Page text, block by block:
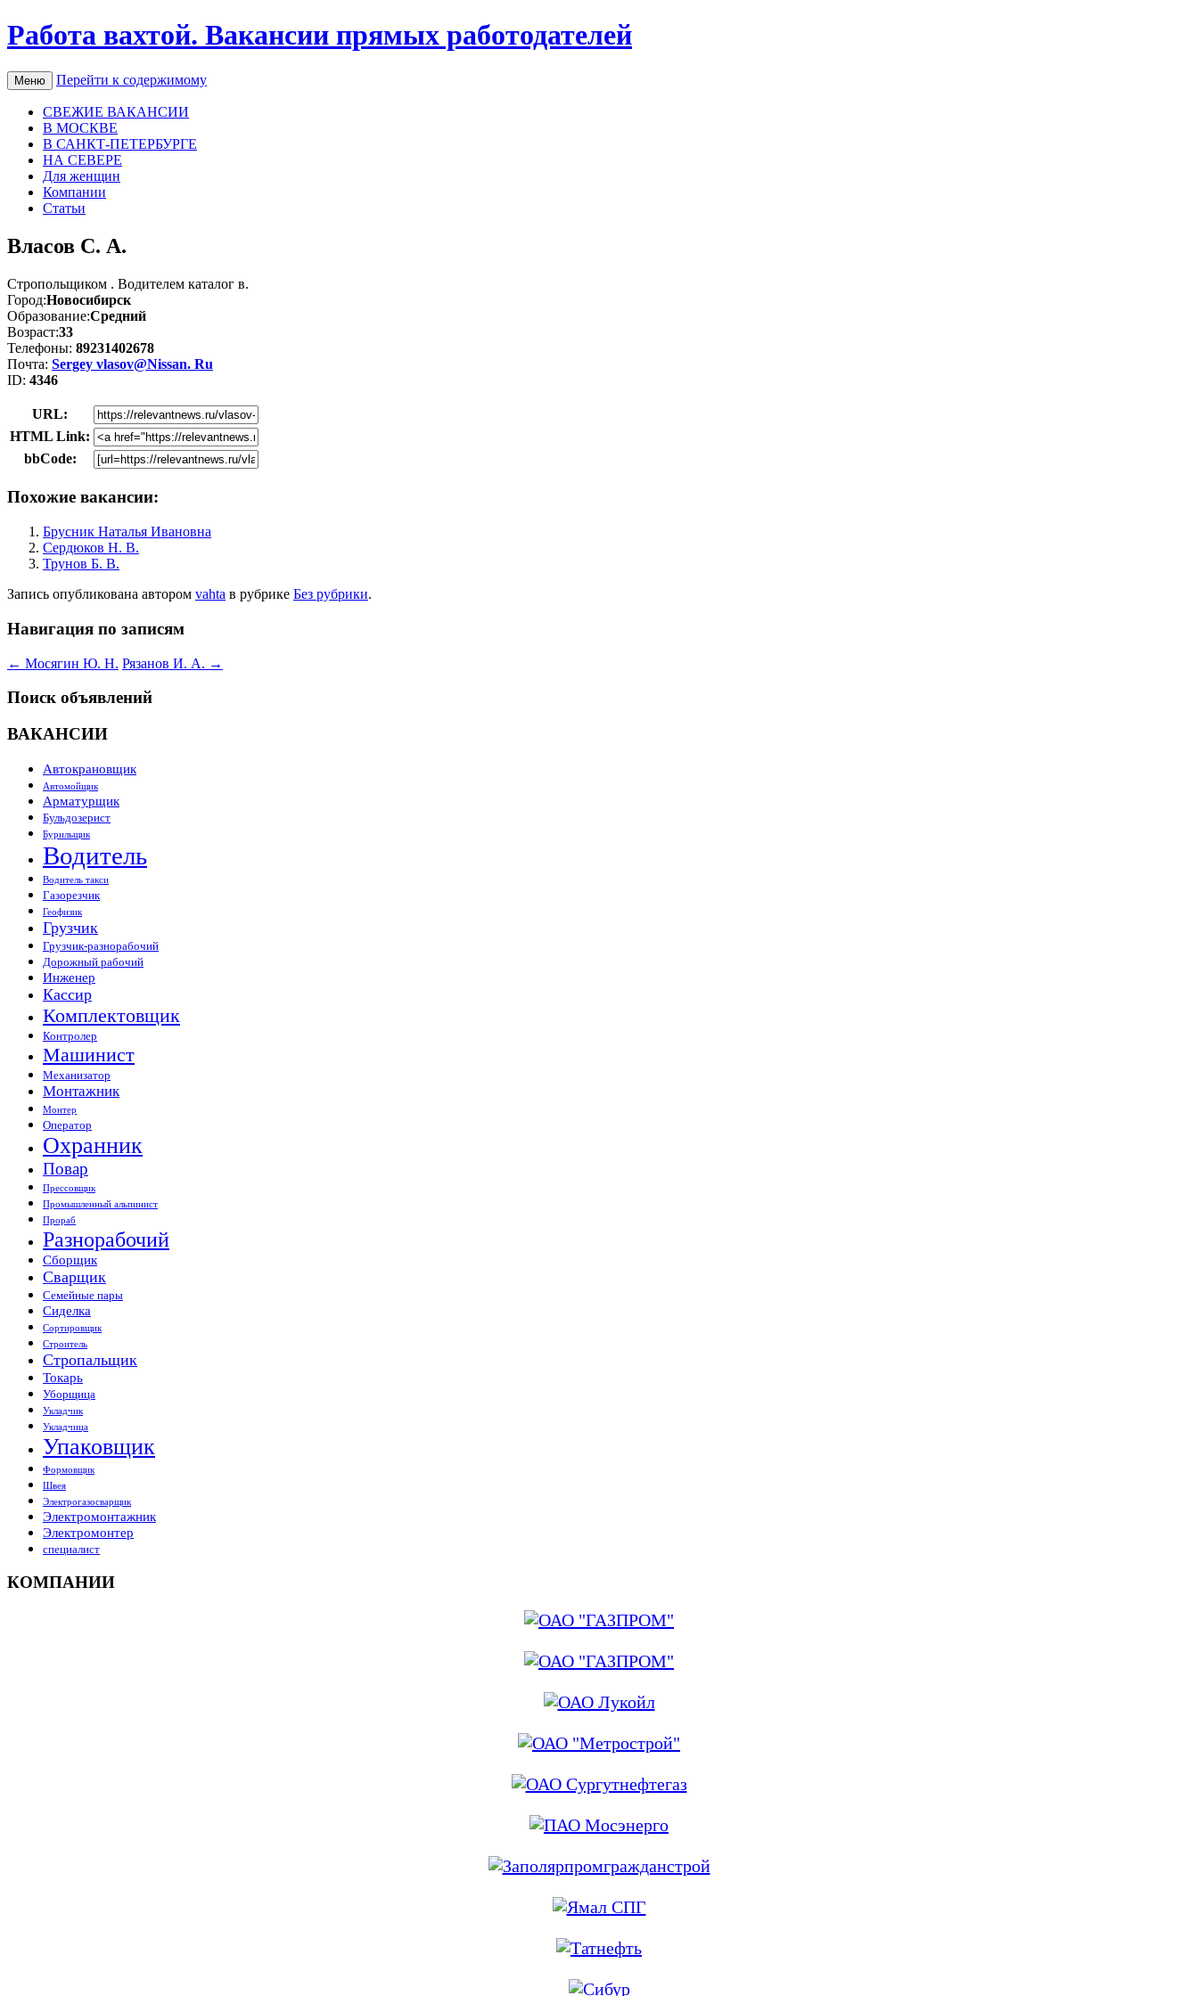
Работа вахтой. Вакансии прямых работодателей
Меню Перейти к содержимому
СВЕЖИЕ ВАКАНСИИ
В МОСКВЕ
В САНКТ-ПЕТЕРБУРГЕ
НА СЕВЕРЕ
Для женщин
Компании
Статьи
Власов С. А.
Стропольщиком . Водителем каталог в.
Город:Новосибирск
Образование:Средний
Возраст:33
Телефоны: 89231402678
Почта: Sergey vlasov@Nissan. Ru
ID: 4346
URL:
HTML Link:
bbCode:
Похожие вакансии:
Брусник Наталья Ивановна
Сердюков Н. В.
Трунов Б. В.
Запись опубликована автором vahta в рубрике Без рубрики.
Навигация по записям
← Мосягин Ю. Н. Рязанов И. А. →
Поиск объявлений
ВАКАНСИИ
Автокрановщик
Автомойщик
Арматурщик
Бульдозерист
Бурильщик
Водитель
Водитель такси
Газорезчик
Геофизик
Грузчик
Грузчик-разнорабочий
Дорожный рабочий
Инженер
Кассир
Комплектовщик
Контролер
Машинист
Механизатор
Монтажник
Монтер
Оператор
Охранник
Повар
Прессовщик
Промышленный альпинист
Прораб
Разнорабочий
Сборщик
Сварщик
Семейные пары
Сиделка
Сортировщик
Строитель
Стропальщик
Токарь
Уборщица
Укладчик
Укладчица
Упаковщик
Формовщик
Швея
Электрогазосварщик
Электромонтажник
Электромонтер
специалист
КОМПАНИИ